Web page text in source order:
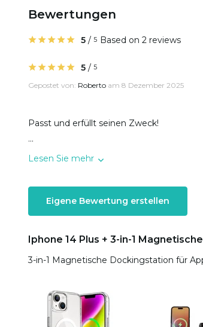
Bewertungen
5 / 5 Based on 2 reviews
5 / 5
Gepostet von: Roberto am 8 Dezember 2025
Passt und erfüllt seinen Zweck!
...
Lesen Sie mehr
Eigene Bewertung erstellen
Iphone 14 Plus + 3-in-1
3-in-1 Magnetische Dockingstation für